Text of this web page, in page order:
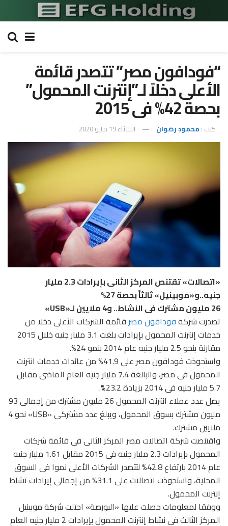
“فودافون مصر” تتصدر قائمة
الأعلى دخلاً لـ”إنترنت المحمول”
بحصة 42% فى 2015
كتب : محمود رضوان الثلاثاء 19 مايو 2020
«اتصالات» تقتنص المركز الثانى بإيرادات 2.3 مليار
جنيه..و«موبينيل» ثالثاً بحصة 27%
26 مليون مشترك فى النشاط.. و4 ملايين لـ«USB»
تصدرت شركةفودافون مصرقائمة الشركات الأعلى دخلا من
خدمات إنترنت المحمول بإيرادات بلغت 3.1 مليار جنيه خلال 2015
مقارنة بنحو 2.5 مليار جنيه عام 2014 بنمو 24%.
واستحوذت فودافون مصر على 41.9% من عائدات خدمات انترنت
المحمول فى مصر، والبالغة 7.4 مليار جنيه العام الماضى مقابل
5.7 مليار جنيه فى 2014 بزيادة 23.2%.
يصل عدد عملاء انترنت المحمول 26 مليون مشترك من إجمالى 93
مليون مشترك بسوق المحمول، ويبلغ عدد مشتركى «USB» نحو 4
ملايين مشترك.
واقتنصت شركة اتصالات مصر المركز الثانى فى قائمة شركات
المحمول بإيرادات 2.3 مليار جنيه فى 2015 مقابل 1.61 مليار جنيه
عام 2014 بارتفاع 42.8% لتتصدر الشركات الأعلى نموا فى السوق
المحلية، واستحوذت اتصالات على 31.1% من إجمالى إيرادات تشاط
إنترنت المحمول.
ووفقا لمعلومات حصلت عليها «البورصة» احتلت شركة موبينيل
المركز الثالث فى نشاط إنترنت المحمول بإيرادات 2 مليار جنيه العام